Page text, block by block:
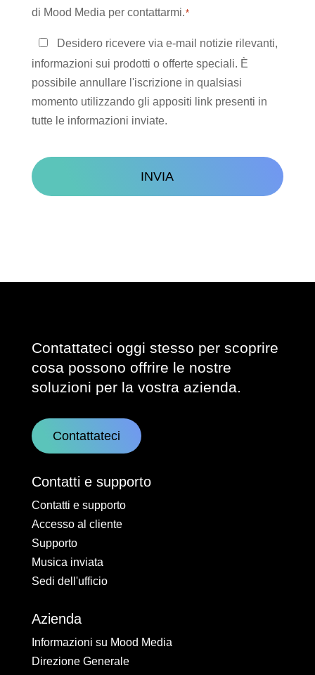
di Mood Media per contattarmi.*
Rimanere
in
contatto
Desidero ricevere via e-mail notizie rilevanti,
informazioni sui prodotti o offerte speciali. È
possibile annullare l'iscrizione in qualsiasi
momento utilizzando gli appositi link presenti in
tutte le informazioni inviate.
Contattateci oggi stesso per scoprire
cosa possono offrire le nostre
soluzioni per la vostra azienda.
Contattateci
Contatti e supporto
Contatti e supporto
Accesso al cliente
Supporto
Musica inviata
Sedi dell'ufficio
Azienda
Informazioni su Mood Media
Direzione Generale